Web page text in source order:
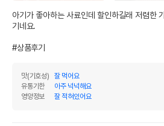
아기가 좋아하는 사료인데 할인하길래 저렴한
기네요.
#상품후기
맛(기호성)
잘 먹어요
유통기한
아주 넉넉해요
영양정보
잘 적혀있어요